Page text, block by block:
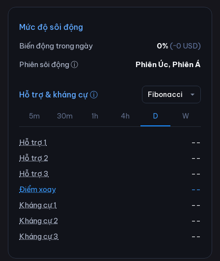
Mức độ sôi động
Biến động trong ngày 0% (~0 USD)
Phiên sôi động ⓘ
Phiên Úc, Phiên Á
Hỗ trợ & kháng cự ⓘ Fibonacci
5m 30m 1h 4h D W
Hỗ trợ 1
--
Hỗ trợ 2
--
Hỗ trợ 3
--
Điểm xoay
--
Kháng cự 1
--
Kháng cự 2
--
Kháng cự 3
--